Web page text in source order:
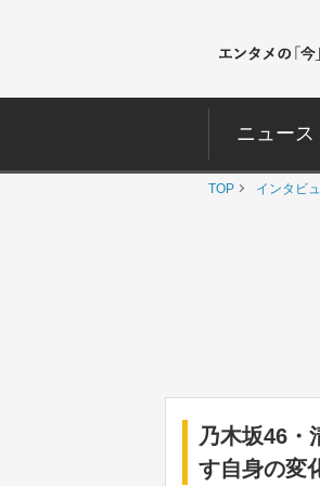
ニュース
TOP インタビ
乃木坂46・
す自身の変